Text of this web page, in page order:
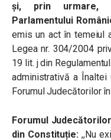
şi, prin urmare,
Parlamentului
emis un act în temeiul
Legea nr. 304/2004
19 lit. j din
administrativă a Înaltei
Forumul Judecătorilor
Forumul
din Constituție: ,,Nu